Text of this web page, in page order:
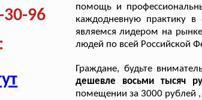
30-96
помощь и
каждодневную практику
являемся лидером на
людей по всей Российской
Граждане, будьте
дешевле восьми тысяч
помещении за 3000 рублей